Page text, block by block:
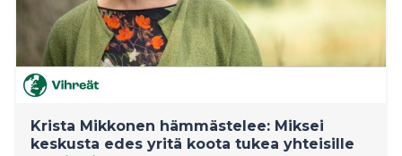
Krista Mikkonen hämmästelee: Miksei
keskusta edes yritä koota tukea yhteisille